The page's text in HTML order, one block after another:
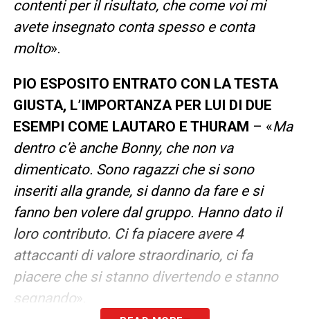
contenti per il risultato, che come voi mi
avete insegnato conta spesso e conta
molto».
PIO ESPOSITO ENTRATO CON LA TESTA
GIUSTA, L’IMPORTANZA PER LUI DI DUE
ESEMPI COME LAUTARO E THURAM – «Ma
dentro c’è anche Bonny, che non va
dimenticato. Sono ragazzi che si sono
inseriti alla grande, si danno da fare e si
fanno ben volere dal gruppo. Hanno dato il
loro contributo. Ci fa piacere avere 4
attaccanti di valore straordinario, ci fa
piacere che si stanno divertendo e stanno
segnando».